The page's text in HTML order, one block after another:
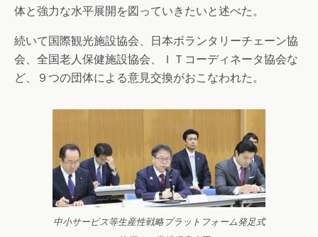
体と強力な水平展開を図っていきたいと述べた。
続いて国際観光施設協会、日本ボランタリーチェーン協
会、全国老人保健施設協会、ＩＴコーディネータ協会な
ど、９つの団体による意見交換がおこなわれた。
中小サービス等生産性戦略プラットフォーム発足式